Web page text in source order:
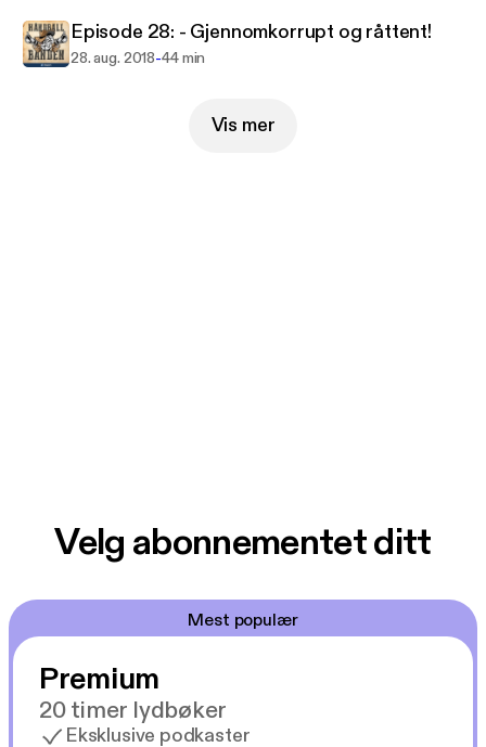
Episode 28: - Gjennomkorrupt og råttent!
28. aug. 2018-44 min
Vis mer
Velg abonnementet ditt
Mest populær
Premium
20 timer lydbøker
Eksklusive podkaster